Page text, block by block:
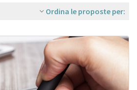
Ordina le proposte per: